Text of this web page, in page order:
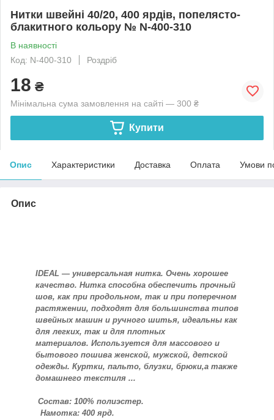
Нитки швейні 40/20, 400 ярдів, попелясто-
блакитного кольору № N-400-310
В наявності
Код: N-400-310
Роздріб
18 ₴
Мінімальна сума замовлення на сайті — 300 ₴
Купити
Опис Характеристики Доставка Оплата Умови
Опис
IDEAL ― универсальная нитка. Очень хорошее
качество. Нитка способна обеспечить прочный
шов, как при продольном, так и при поперечном
растяжении, подходят для большинства типов
швейных машин и ручного шитья, идеальны как
для легких, так и для плотных
материалов. Используется для массового и
бытового пошива женской, мужской, детской
одежды. Куртки, пальто, блузки, брюки,а также
домашнего текстиля ...
Состав: 100% полиэстер.
Намотка: 400 ярд.